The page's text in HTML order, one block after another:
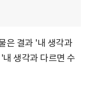
은 결과 '내 생각과
생각과 다르면 수